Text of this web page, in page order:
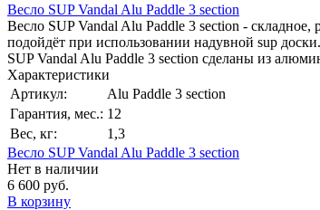
Весло SUP Vandal Alu Paddle 3 section
Весло SUP Vandal Alu Paddle 3 section -
подойдёт при использовании надувной sup
SUP Vandal Alu Paddle 3 section сделаны из
Характеристики
Артикул:
Alu Paddle 3 section
Гарантия, мес.: 12
Вес, кг:
1,3
Весло SUP Vandal Alu Paddle 3 section
Нет в наличии
6 600 руб.
В корзину